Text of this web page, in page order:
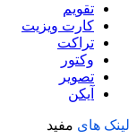
تقویم
کارت ویزیت
تراکت
وکتور
تصویر
آیکن
لینک های مفید